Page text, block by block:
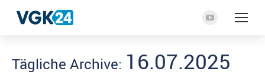
YouTube
wird
in
Tägliche Archive: 16.07.2025